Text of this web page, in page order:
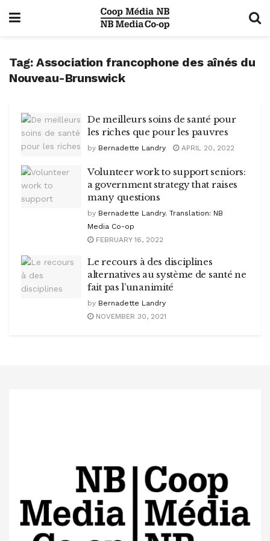
Tag: Association francophone des aînés du
Nouveau-Brunswick
De meilleurs soins de santé pour
les riches que pour les pauvres
by Bernadette Landry APRIL 20, 2022
Volunteer work to support seniors:
a government strategy that raises
many questions
by Bernadette Landry. Translation: NB
Media Co-op
FEBRUARY 16, 2022
Le recours à des disciplines
alternatives au système de santé ne
fait pas l’unanimité
by Bernadette Landry
NOVEMBER 30, 2021